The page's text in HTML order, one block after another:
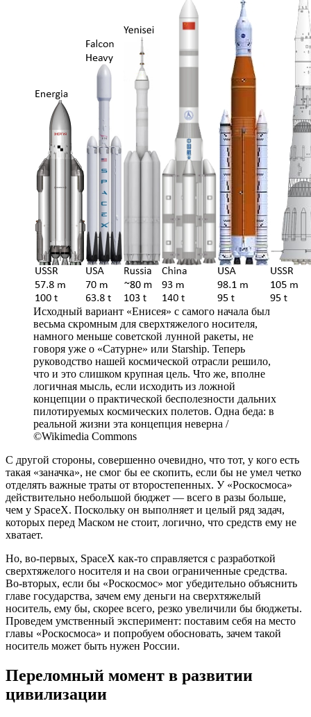
Исходный вариант «Енисея» с самого начала был
весьма скромным для сверхтяжелого носителя,
намного меньше советской лунной ракеты, не
говоря уже о «Сатурне» или Starship. Теперь
руководство нашей космической отрасли решило,
что и это слишком крупная цель. Что же, вполне
логичная мысль, если исходить из ложной
концепции о практической бесполезности дальних
пилотируемых космических полетов. Одна беда: в
реальной жизни эта концепция неверна /
©Wikimedia Commons
С другой стороны, совершенно очевидно, что тот, у кого есть
такая «заначка», не смог бы ее скопить, если бы не умел четко
отделять важные траты от второстепенных. У «Роскосмоса»
действительно небольшой бюджет — всего в разы больше,
чем у SpaceX. Поскольку он выполняет и целый ряд задач,
которых перед Маском не стоит, логично, что средств ему не
хватает.
Но, во-первых, SpaceX как-то справляется с разработкой
сверхтяжелого носителя и на свои ограниченные средства.
Во-вторых, если бы «Роскосмос» мог убедительно объяснить
главе государства, зачем ему деньги на сверхтяжелый
носитель, ему бы, скорее всего, резко увеличили бы бюджеты.
Проведем умственный эксперимент: поставим себя на место
главы «Роскосмоса» и попробуем обосновать, зачем такой
носитель может быть нужен России.
Переломный момент в развитии
цивилизации